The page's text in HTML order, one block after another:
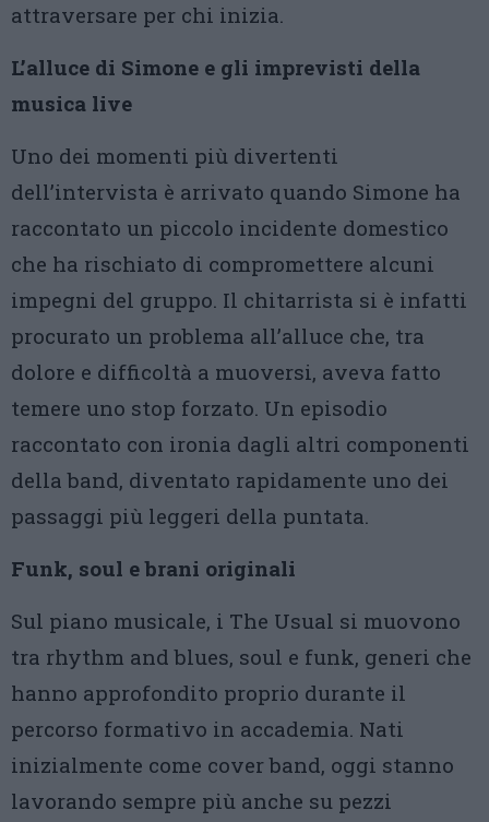
attraversare per chi inizia.
L’alluce di Simone e gli imprevisti della
musica live
Uno dei momenti più divertenti
dell’intervista è arrivato quando Simone ha
raccontato un piccolo incidente domestico
che ha rischiato di compromettere alcuni
impegni del gruppo. Il chitarrista si è infatti
procurato un problema all’alluce che, tra
dolore e difficoltà a muoversi, aveva fatto
temere uno stop forzato. Un episodio
raccontato con ironia dagli altri componenti
della band, diventato rapidamente uno dei
passaggi più leggeri della puntata.
Funk, soul e brani originali
Sul piano musicale, i The Usual si muovono
tra rhythm and blues, soul e funk, generi che
hanno approfondito proprio durante il
percorso formativo in accademia. Nati
inizialmente come cover band, oggi stanno
lavorando sempre più anche su pezzi